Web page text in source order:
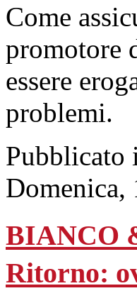
Come
promotore
essere
problemi.
Pubblicato
Domenica,
BIANCO
Ritorno: